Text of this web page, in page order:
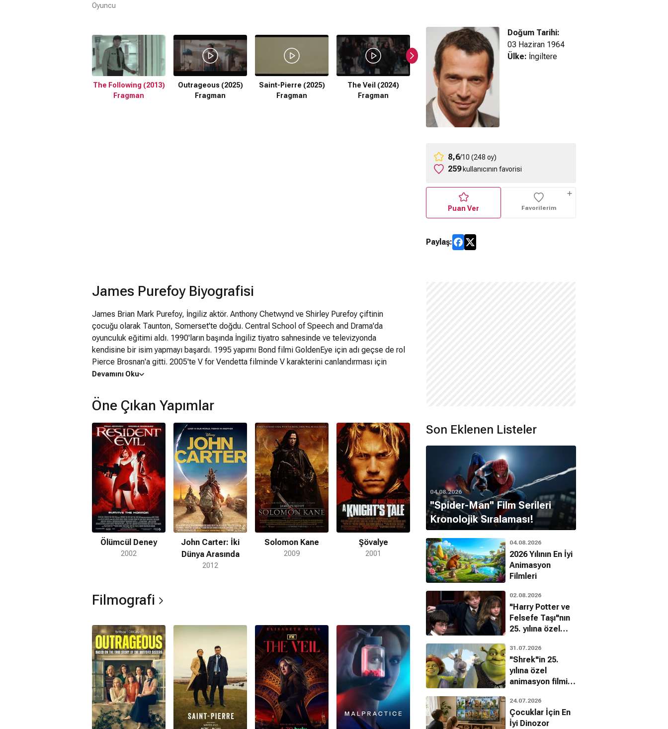
Oyuncu
The Following (2013)
Fragman
Outrageous (2025)
Fragman
Saint-Pierre (2025)
Fragman
The Veil (2024)
Fragman
Malpractice (2023)
Fragman
Doğum Tarihi:
03 Haziran 1964
Ülke: İngiltere
8,6/10 (248 oy)
259 kullanıcının favorisi
Puan Ver Favorilerim
Paylaş:
James Purefoy Biyografisi
James Brian Mark Purefoy, İngiliz aktör. Anthony Chetwynd ve Shirley Purefoy çiftinin
çocuğu olarak Taunton, Somerset'te doğdu. Central School of Speech and Drama'da
oyunculuk eğitimi aldı. 1990'ların başında İngiliz tiyatro sahnesinde ve televizyonda
kendisine bir isim yapmayı başardı. 1995 yapımı Bond filmi GoldenEye için adı geçse de rol
Pierce Brosnan'a gitti. 2005'te V for Vendetta filminde V karakterini canlandırması için
seçildi, ancak çekimlerin başlamasından birkaç hafta sonra filmden ayrıldı. Yine de filmdeki
Aynı yıl başlayan tarihi drama Rome'da Mark Antony rolüyle izleyicilerle buluştu. Hap and
Leonard dizisinde Hap Collins'i canlandıran Puregfoy, Gary Oldman'ın yıldızlaştığı 2017
yapımı Churchill filminde İngiltere Kralı 6. George rolünde oynadı. 2018'de başlayan Altered
Carbon dizisinde Laurens Bancroft karakterini canlandırdı. Holly Aird'la evli kaldığı dönemde
1997 doğumlu Joseph adlı bir oğlu olmuştur. 2014'te evlendiği belgesel yönetmeni Jessica
Adams'la ilişkisinden ise Rose (d. 2012) adlı bir kızı Ned ve Kit (d. 2017) adlarında ikiz erkek
çocukları bulunmaktadır.
Devamını Oku
Öne Çıkan Yapımlar
Ölümcül Deney
2002
John Carter: İki
Dünya Arasında
2012
Solomon Kane
2009
Şövalye
2001
Filmografi
Son Eklenen Listeler
04.08.2026
''Spider-Man'' Film Serileri
Kronolojik Sıralaması!
04.08.2026
2026 Yılının En İyi
Animasyon
Filmleri
02.08.2026
"Harry Potter ve
Felsefe Taşı"nın
25. yılına özel
bilinmeyenleri!
31.07.2026
"Shrek"in 25.
yılına özel
animasyon filmin
24.07.2026
Çocuklar İçin En
İyi Dinozor